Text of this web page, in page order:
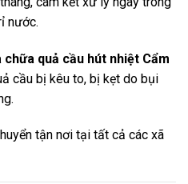
nước.
chữa quả cầu hút nhiệt Cẩm
cầu bị kêu to, bị kẹt do bụi
tận nơi tại tất cả các xã